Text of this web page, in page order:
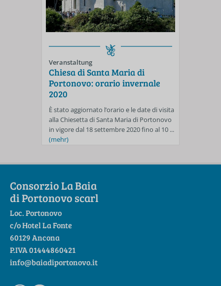
Veranstaltung
Chiesa di Santa Maria di
Portonovo: orario invernale
2020
È stato aggiornato l’orario e le date di visita
alla Chiesetta di Santa Maria di Portonovo
in vigore dal 18 settembre 2020 fino al 10 ...
(mehr)
Consorzio La Baia
di Portonovo scarl
Loc. Portonovo
c/o Hotel La Fonte
60129 Ancona
P.IVA 01444860421
info@baiadiportonovo.it